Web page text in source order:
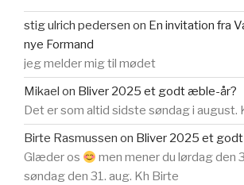
stig ulrich pedersen on En invitation fra
nye Formand
jeg melder mig til mødet
Mikael on Bliver 2025 et godt æble-år?
Det er som altid sidste søndag i august.
Birte Rasmussen on Bliver 2025 et
Glæder os
men mener du lørdag den
søndag den 31. aug. Kh Birte